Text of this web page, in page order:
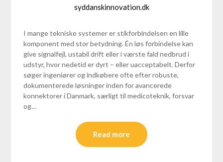
syddanskinnovation.dk
I mange tekniske systemer er stikforbindelsen en lille
komponent med stor betydning. Én løs forbindelse kan
give signalfejl, ustabil drift eller i værste fald nedbrud i
udstyr, hvor nedetid er dyrt – eller uacceptabelt. Derfor
søger ingeniører og indkøbere ofte efter robuste,
dokumenterede løsninger inden for avancerede
konnektorer i Danmark, særligt til medicoteknik, forsvar
og…
Read more